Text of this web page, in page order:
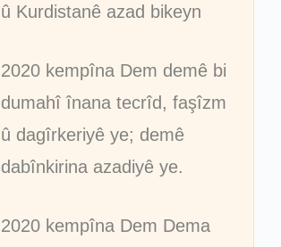
û Kurdistanê azad bikeyn
2020 kempîna Dem demê bi
dumahî înana tecrîd, faşîzm
û dagîrkeriyê ye; demê
dabînkirina azadiyê ye.
2020 kempîna Dem Dema